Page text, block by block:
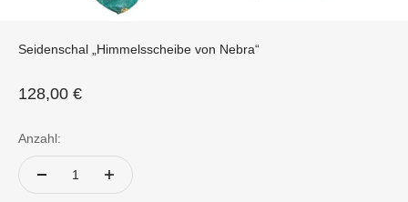
Seidenschal „Himmelsscheibe von Nebra“
Angebot
128,00 €
Anzahl: